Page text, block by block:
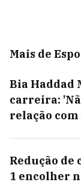
Mais de
Bia Haddad
carreira:
relação
Redução
1 encolher